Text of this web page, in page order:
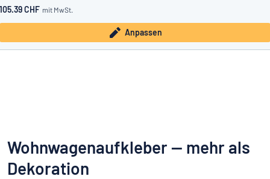
105.39 CHF mit MwSt.
Anpassen
Wohnwagenaufkleber — mehr als
Dekoration